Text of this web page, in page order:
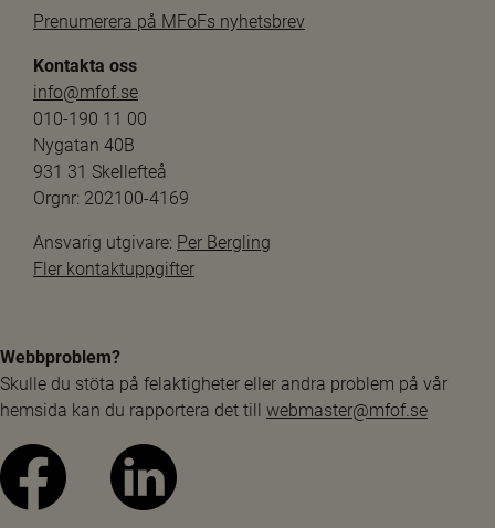
Prenumerera på MFoFs nyhetsbrev
Kontakta oss
info@mfof.se
010-190 11 00
Nygatan 40B
931 31 Skellefteå
Orgnr: 202100-4169
Ansvarig utgivare: Per Bergling
Fler kontaktuppgifter
Webbproblem?
Skulle du stöta på felaktigheter eller andra problem på vår
hemsida kan du rapportera det till webmaster@mfof.se